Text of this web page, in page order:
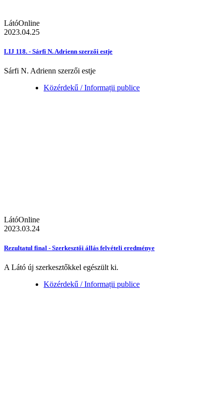
LátóOnline
2023.04.25
LIJ 118. - Sárfi N. Adrienn szerzői estje
Sárfi N. Adrienn szerzői estje
Közérdekű / Informații publice
LátóOnline
2023.03.24
Rezultatul final - Szerkesztői állás felvételi eredménye
A Látó új szerkesztőkkel egészült ki.
Közérdekű / Informații publice